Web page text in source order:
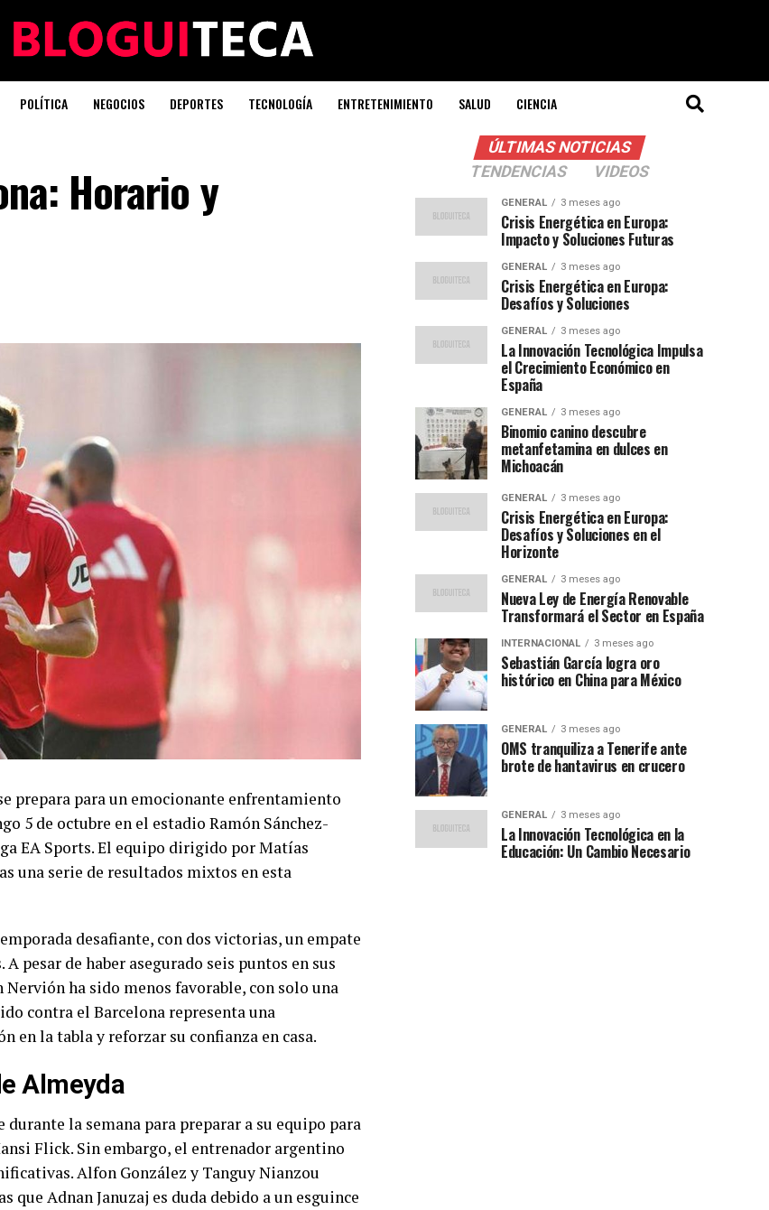
POLÍTICA NEGOCIOS DEPORTES TECNOLOGÍA ENTRETENIMIENTO SALUD CIENCIA
Horario y
prepara para un emocionante enfrentamiento
5 de octubre en el estadio Ramón Sánchez-
EA Sports. El equipo dirigido por Matías
una serie de resultados mixtos en esta
desafiante, con dos victorias, un empate
pesar de haber asegurado seis puntos en sus
ha sido menos favorable, con solo una
contra el Barcelona representa una
en la tabla y reforzar su confianza en casa.
Almeyda
la semana para preparar a su equipo para
Flick. Sin embargo, el entrenador argentino
Alfon González y Tanguy Nianzou
que Adnan Januzaj es duda debido a un esguince
ÚLTIMAS NOTICIAS
TENDENCIAS
VIDEOS
GENERAL 3 meses ago
Crisis Energética en Europa:
Impacto y Soluciones Futuras
GENERAL 3 meses ago
Crisis Energética en Europa:
Desafíos y Soluciones
GENERAL 3 meses ago
La Innovación Tecnológica Impulsa
el Crecimiento Económico en
España
GENERAL 3 meses ago
Binomio canino descubre
metanfetamina en dulces en
Michoacán
GENERAL 3 meses ago
Crisis Energética en Europa:
Desafíos y Soluciones en el
Horizonte
GENERAL 3 meses ago
Nueva Ley de Energía Renovable
Transformará el Sector en España
INTERNACIONAL 3 meses ago
Sebastián García logra oro
histórico en China para México
GENERAL 3 meses ago
OMS tranquiliza a Tenerife ante
brote de hantavirus en crucero
GENERAL 3 meses ago
La Innovación Tecnológica en la
Educación: Un Cambio Necesario